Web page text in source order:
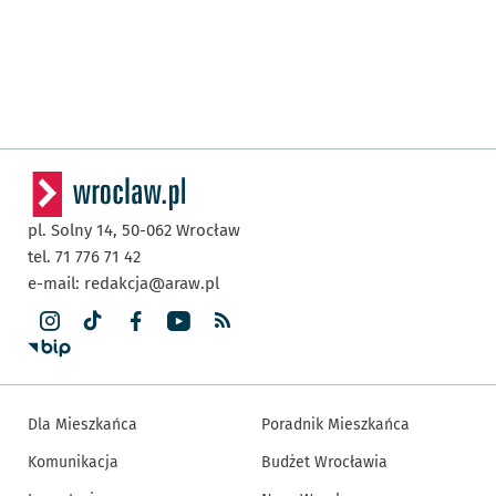
pl. Solny 14, 50-062 Wrocław
tel. 71 776 71 42
e-mail: redakcja@araw.pl
Dla Mieszkańca
Komunikacja
Poradnik Mieszkańca
Budżet Wrocławia